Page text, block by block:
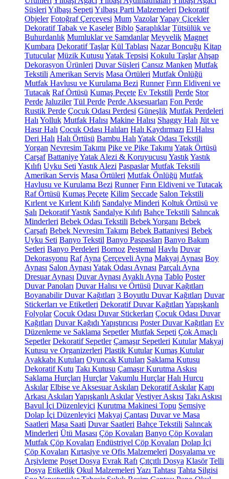
Süsleri Yılbaşı Sepeti Yılbaşı Parti Malzemeleri Dekoratif
Objeler Fotoğraf Çerçevesi Mum VazolarYapay Çiçekler
Dekoratif Tabak ve Kaseler Biblo Şaraplıklar Tütsülük ve
Buhurdanlık Mumluklar ve Şamdanlar Meyvelik Magnet
Kumbara Dekoratif Taşlar Kül Tablası Nazar Boncuğu Kitap
Tutucular Müzik Kutusu Yatak Tepsisi Kokulu Taşlar Ahşap
Dekorasyon Ürünleri Duvar Süsleri Cansız Manken Mutfak
Tekstili Amerikan Servis Masa Örtüleri Mutfak Önlüğü
Mutfak Havlusu ve Kurulama Bezi Runner Fırın Eldiveni ve
Tutacak Raf Örtüsü Kumaş Peçete Ev Tekstili Perde Stor
Perde Jaluziler Tül Perde Perde Aksesuarları Fon Perde
Rustik Perde Çocuk Odası Perdesi Güneşlik Mutfak Perdeleri
Halı Yolluk Mutfak Halısı Makine Halısı Shaggy Halı Jüt ve
Hasır Halı Çocuk Odası Halıları Halı Kaydırmazı El Halısı
Deri Halı Halı Örtüsü Bambu Halı Yatak Odası Tekstili
Yorgan Nevresim Takımı Pike ve Pike Takımı Yatak Örtüsü
Çarşaf BattaniyeYatak Alezi & Koruyucusu YastıkYastık
Kılıfı Uyku Seti Yastık Alezi Paspaslar Mutfak Tekstili
Amerikan Servis Masa Örtüleri Mutfak Önlüğü Mutfak
Havlusu ve Kurulama Bezi Runner Fırın Eldiveni ve Tutacak
Raf Örtüsü Kumaş Peçete Kilim Seccade Salon Tekstili
Kırlent ve Kırlent Kılıfı Sandalye Minderi Koltuk Örtüsü ve
Şalı Dekoratif Yastık Sandalye Kılıfı Bahçe Tekstili Salıncak
Minderleri Bebek Odası Tekstili Bebek Yorganı Bebek
Çarşafı Bebek Nevresim Takımı Bebek Battaniyesi Bebek
Uyku Seti Banyo Tekstil Banyo Paspasları Banyo Bakım
Setleri Banyo Perdeleri Bornoz Peştemal Havlu Duvar
Dekorasyonu Raf Ayna Çerçeveli Ayna Makyaj Aynası Boy
Aynası Salon Aynası Yatak Odası Aynası Parçalı Ayna
Dresuar Aynası Duvar Aynası Ayaklı Ayna Tablo Poster
Duvar Panoları Duvar Halısı ve Örtüsü Duvar Kağıtları
Boyanabilir Duvar Kağıtları 3 Boyutlu Duvar Kağıtları Duvar
Stickerları ve Etiketleri Dekoratif Duvar Kağıtları Yapışkanlı
Folyolar Çocuk Odası Duvar Stickerları Çocuk Odası Duvar
Kağıtları Duvar Kağıdı Yapıştırıcısı Poster Duvar Kağıtları Ev
Düzenleme ve Saklama Sepetler Mutfak Sepeti Çok Amaçlı
Sepetler Dekoratif Sepetler Çamaşır Sepetleri Kutular Makyaj
Kutusu ve Organizerleri Plastik Kutular Kumaş Kutular
Ayakkabı Kutuları Oyuncak Kutuları Saklama Kutusu
Dekoratif Kutu Takı Kutusu Çamaşır Kurutma Askısı
Saklama Hurçları Hurçlar Vakumlu Hurçlar Halı Hurcu
Askılar Elbise ve Aksesuar Askıları Dekoratif Askılar Kapı
Arkası Askıları Yapışkanlı Askılar Vestiyer Askısı Takı Askısı
Bavul İçi Düzenleyici Kurutma Makinesi Topu Şemsiye
Dolap İçi Düzenleyici Makyaj Çantası Duvar ve Masa
Saatleri Masa Saati Duvar Saatleri Bahçe Tekstili Salıncak
Minderleri Ütü Masası Çöp Kovaları Banyo Çöp Kovaları
Mutfak Çöp Kovaları Endüstriyel Çöp Kovaları Dolap İçi
Çöp Kovaları Kırtasiye ve Ofis Malzemeleri Dosyalama ve
Arşivleme Poşet Dosya Evrak Rafı Çıtçıtlı Dosya Klasör Telli
Dosya Etiketlik Okul Malzemeleri Yazı Tahtası Tahta Silgisi